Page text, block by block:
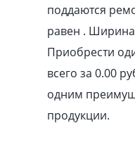
поддаются
равен . Ширина
Приобрести
всего за 0.00
одним
продукции.